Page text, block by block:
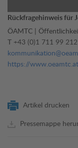
Rückfragehinweis für
ÖAMTC |
T +43 (0)1 711 99
https://www.oeamtc.at
Artikel drucken
Pressemappe